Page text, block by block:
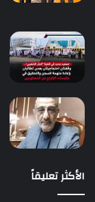
الأكثر تعليقاً